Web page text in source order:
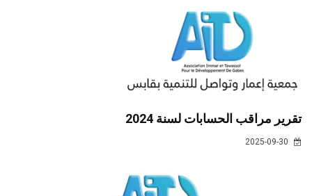
تقرير مراقب الحسابات لسنة 2024